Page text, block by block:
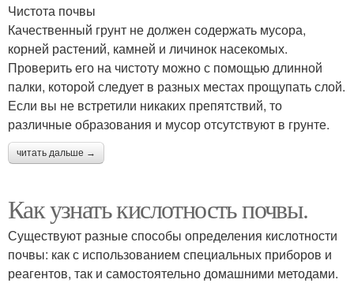
Чистота почвы
Качественный грунт не должен содержать мусора,
корней растений, камней и личинок насекомых.
Проверить его на чистоту можно с помощью длинной
палки, которой следует в разных местах прощупать слой.
Если вы не встретили никаких препятствий, то
различные образования и мусор отсутствуют в грунте.
читать дальше →
Как узнать кислотность почвы.
Существуют разные способы определения кислотности
почвы: как с использованием специальных приборов и
реагентов, так и самостоятельно домашними методами.